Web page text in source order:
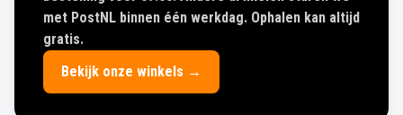
met PostNL binnen één werkdag. Ophalen kan altijd
gratis.
Bekijk onze winkels →